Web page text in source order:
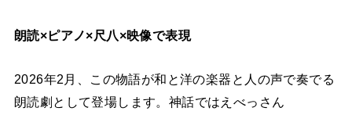
朗読×ピアノ×尺八×映像で表現
2026年2月、この物語が和と洋の楽器と人の声で奏でる
朗読劇として登場します。神話ではえべっさん